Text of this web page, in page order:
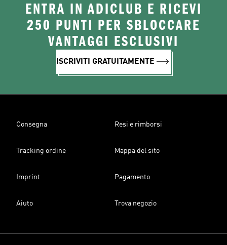
ENTRA IN ADICLUB E RICEVI
250 PUNTI PER SBLOCCARE
VANTAGGI ESCLUSIVI
ISCRIVITI GRATUITAMENTE
Consegna Resi e rimborsi
Tracking ordine Mappa del sito
Imprint Pagamento
Aiuto Trova negozio